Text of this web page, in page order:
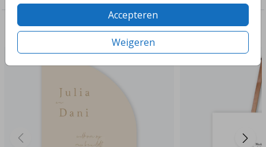
Accepteren
Weigeren
Deze ontwerpen vind je misschien ook leuk